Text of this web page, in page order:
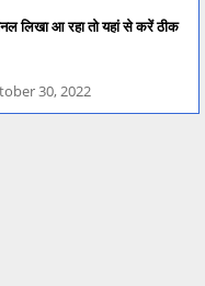
लिखा आ रहा तो यहां से करें ठीक
30, 2022